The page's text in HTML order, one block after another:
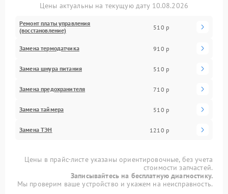
Цены актуальны на текущую дату 10.08.2026
Ремонт платы управления
(восстановление)
510 р
Замена термодатчика 910 р
Замена шнура питания 510 р
Замена предохранителя 710 р
Замена таймера 510 р
Замена ТЭН 1210 р
Цены в прайс-листе указаны ориентировочные, без учета
стоимости запчастей.
Записывайтесь на бесплатную диагностику.
Мы проверим ваше устройство и укажем на неисправность.